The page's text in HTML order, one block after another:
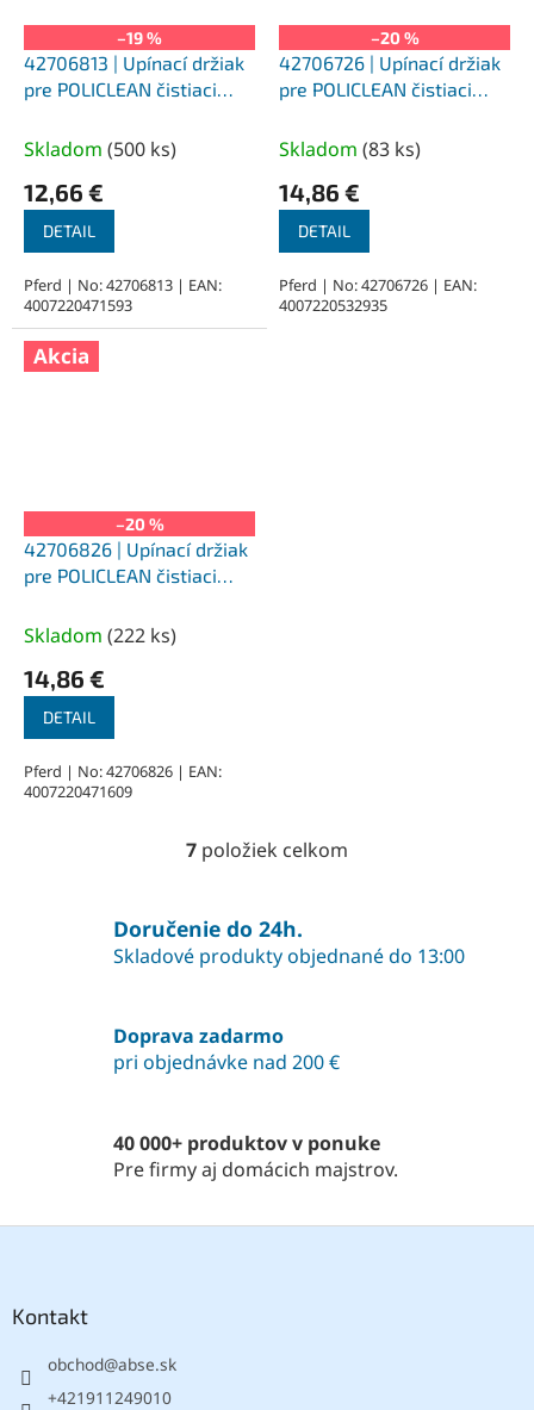
–19 %
42706813 | Upínací držiak
pre POLICLEAN čistiaci
Skladom (500 ks)
12,66 €
DETAIL
Pferd | No: 42706813 | EAN:
4007220471593
–20 %
42706726 | Upínací držiak
pre POLICLEAN čistiaci
Skladom (83 ks)
14,86 €
DETAIL
Pferd | No: 42706726 | EAN:
4007220532935
Akcia
–20 %
42706826 | Upínací držiak
pre POLICLEAN čistiaci
Skladom (222 ks)
14,86 €
DETAIL
Pferd | No: 42706826 | EAN:
4007220471609
O
á
d
a
e
p
y
v
p
7 položiek celkom
Doručenie do 24h.
Skladové produkty objednané do 13:00
Doprava zadarmo
pri objednávke nad 200 €
40 000+ produktov v ponuke
Pre firmy aj domácich majstrov.
Kontakt
obchod@abse.sk
+421911249010